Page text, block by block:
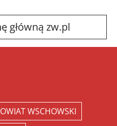
główną zw.pl
WSCHOWSKI